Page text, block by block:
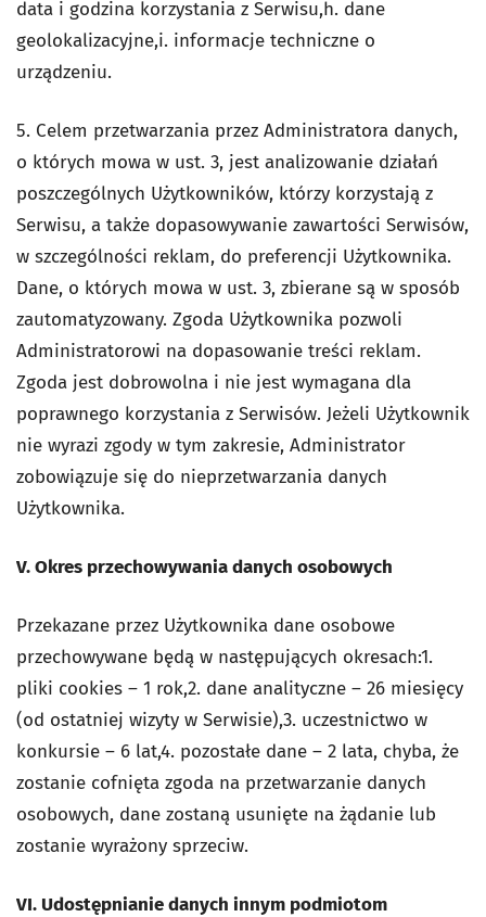
data i godzina korzystania z Serwisu,h. dane
geolokalizacyjne,i. informacje techniczne o
urządzeniu.
5. Celem przetwarzania przez Administratora danych,
o których mowa w ust. 3, jest analizowanie działań
poszczególnych Użytkowników, którzy korzystają z
Serwisu, a także dopasowywanie zawartości Serwisów,
w szczególności reklam, do preferencji Użytkownika.
Dane, o których mowa w ust. 3, zbierane są w sposób
zautomatyzowany. Zgoda Użytkownika pozwoli
Administratorowi na dopasowanie treści reklam.
Zgoda jest dobrowolna i nie jest wymagana dla
poprawnego korzystania z Serwisów. Jeżeli Użytkownik
nie wyrazi zgody w tym zakresie, Administrator
zobowiązuje się do nieprzetwarzania danych
Użytkownika.
V. Okres przechowywania danych osobowych
Przekazane przez Użytkownika dane osobowe
przechowywane będą w następujących okresach:1.
pliki cookies – 1 rok,2. dane analityczne – 26 miesięcy
(od ostatniej wizyty w Serwisie),3. uczestnictwo w
konkursie – 6 lat,4. pozostałe dane – 2 lata, chyba, że
zostanie cofnięta zgoda na przetwarzanie danych
osobowych, dane zostaną usunięte na żądanie lub
zostanie wyrażony sprzeciw.
VI. Udostępnianie danych innym podmiotom